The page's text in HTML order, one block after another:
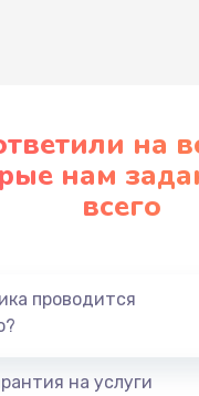
на
нам
всего
проводится
на услуги